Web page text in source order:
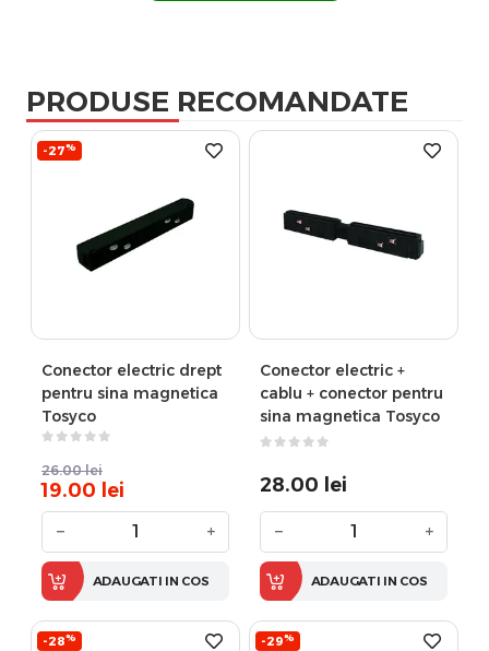
PRODUSE RECOMANDATE
-27%
Conector electric drept
pentru sina magnetica
Tosyco
26.00 lei
19.00 lei
− +
ADAUGATI IN COS
Conector electric +
cablu + conector pentru
sina magnetica Tosyco
28.00 lei
− +
ADAUGATI IN COS
-28% -29%